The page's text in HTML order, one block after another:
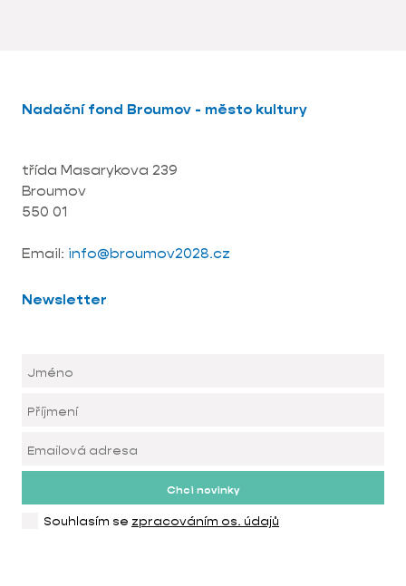
Nadační fond Broumov - město kultury
třída Masarykova 239
Broumov
550 01
Email: info@broumov2028.cz
Newsletter
Chci novinky
Souhlasím se zpracováním os. údajů